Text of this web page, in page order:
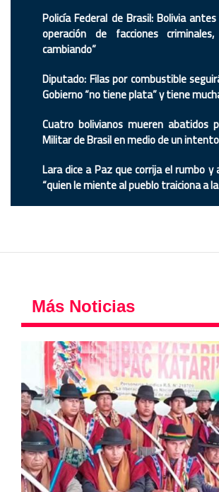
Policía Federal de Brasil: Bolivia
operación de facciones
cambiando”
Diputado: Filas por combustible
Gobierno “no tiene plata” y tiene
Cuatro bolivianos mueren abatidos
Militar de Brasil en medio de un
Lara dice a Paz que corrija el rumbo
“quien le miente al pueblo traiciona a
Más Noticias